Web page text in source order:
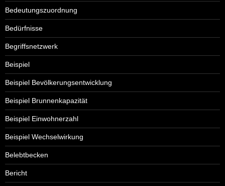
Bedeutungszuordnung
Bedürfnisse
Begriffsnetzwerk
Beispiel
Beispiel Bevölkerungsentwicklung
Beispiel Brunnenkapazität
Beispiel Einwohnerzahl
Beispiel Wechselwirkung
Belebtbecken
Bericht